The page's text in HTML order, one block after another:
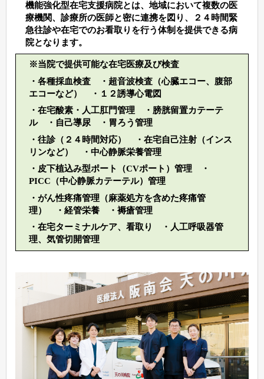
機能強化型在宅支援病院とは、地域において複数の医
療機関、診療所の医師と密に連携を図り、２４時間緊
急往診や在宅でのお看取りを行う体制を提供できる病
院となります。
※当院で提供可能な在宅医療及び検査
・各種採血検査 ・超音波検査（心臓エコー、腹部
エコーなど） ・１２誘導心電図
・在宅酸素・人工肛門管理 ・膀胱留置カテーテ
ル ・自己導尿 ・胃ろう管理
・往診（２４時間対応） ・在宅自己注射（インス
リンなど） ・中心静脈栄養管理
・皮下植込み型ポート（CVポート）管理 ・
PICC（中心静脈カテーテル）管理
・がん性疼痛管理（麻薬処方を含めた疼痛管
理） ・経管栄養 ・褥瘡管理
・在宅ターミナルケア、看取り ・人工呼吸器管
理、気管切開管理